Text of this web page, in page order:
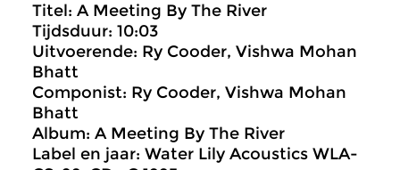
Titel: A Meeting By The River
Tijdsduur: 10:03
Uitvoerende: Ry Cooder, Vishwa Mohan
Bhatt
Componist: Ry Cooder, Vishwa Mohan
Bhatt
Album: A Meeting By The River
Label en jaar: Water Lily Acoustics WLA-